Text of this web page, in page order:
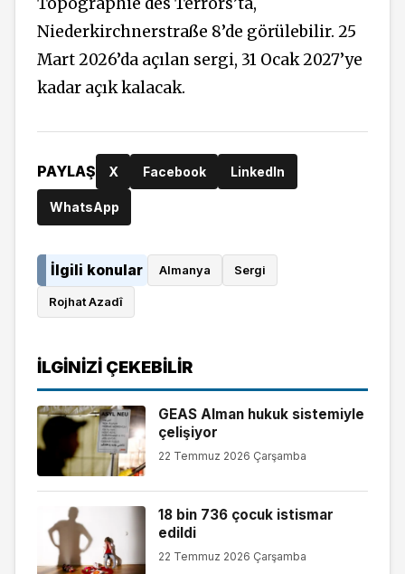
Niederkirchnerstraße 8’de görülebilir. 25
Mart 2026’da açılan sergi, 31 Ocak 2027’ye
kadar açık kalacak.
PAYLAŞ X Facebook LinkedIn
WhatsApp
İlgili konular Almanya Sergi
Rojhat Azadî
İLGINIZI ÇEKEBILIR
GEAS Alman hukuk sistemiyle
çelişiyor
22 Temmuz 2026 Çarşamba
18 bin 736 çocuk istismar
edildi
22 Temmuz 2026 Çarşamba